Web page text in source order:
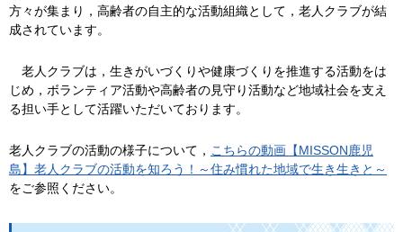
方々が集まり，高齢者の自主的な活動組織として，老人クラブが結
成されています。
老人クラブは，生きがいづくりや健康づくりを推進する活動をは
じめ，ボランティア活動や高齢者の見守り活動など地域社会を支え
る担い手として活躍いただいております。
老人クラブの活動の様子について， こちらの動画【MISSON鹿児
島】老人クラブの活動を知ろう！～住み慣れた地域で生き生きと～
をご参照ください。